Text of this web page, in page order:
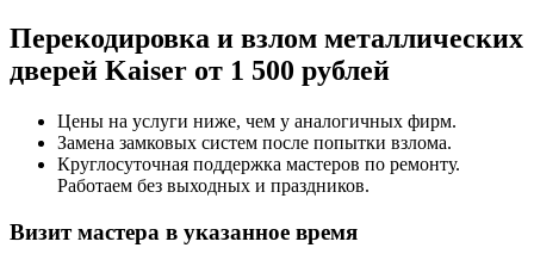
Перекодировка и взлом металлических
дверей Kaiser от 1 500 рублей
Цены на услуги ниже, чем у аналогичных фирм.
Замена замковых систем после попытки взлома.
Круглосуточная поддержка мастеров по ремонту.
Работаем без выходных и праздников.
Визит мастера в указанное время